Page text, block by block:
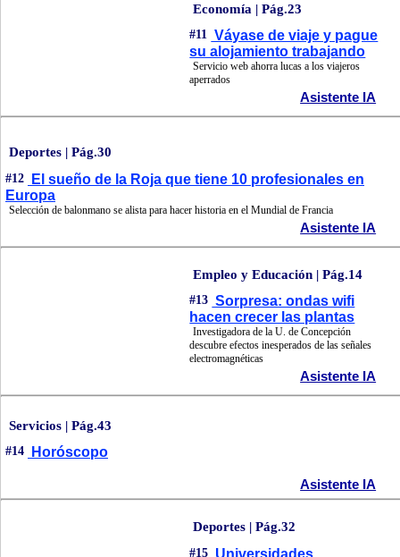
Economía | Pág.23
#11
Váyase de viaje y pague
su alojamiento trabajando
Servicio web ahorra lucas a los viajeros
aperrados
Asistente IA
Deportes | Pág.30
#12
El sueño de la Roja que tiene 10 profesionales en
Europa
Selección de balonmano se alista para hacer historia en el Mundial de Francia
Asistente IA
Empleo y Educación | Pág.14
#13 Sorpresa: ondas wifi
hacen crecer las plantas
Investigadora de la U. de Concepción
descubre efectos inesperados de las señales
electromagnéticas
Asistente IA
Servicios | Pág.43
#14 Horóscopo
Asistente IA
Deportes | Pág.32
#15 Universidades